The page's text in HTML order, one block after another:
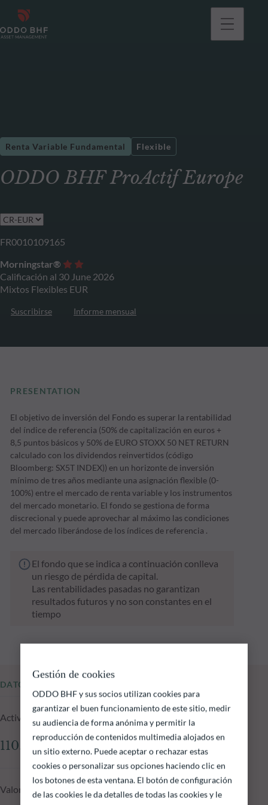
ODDO BHF ProActif Europe
Renta Variable Fundamental Flexible
FR0010109165
Morningstar®
Calificación al 30 June 2026
Mixtos Flexibles EUR
Suscribirse Informe mensual
PRESENTATION
El objetivo de inversión del Fondo es superar la rentabilidad
del índice de referencia (50% de capitalización en euros +
8,5 puntos básicos y 50% de EURO STOXX 50 NET RETURN
calculado con los dividendos reinvertidos (código
Bloomberg: SX5T INDEX)) en un horizonte de inversión
mínimo de tres años mediante una asignación flexible (0-
100%) entre el mercado de renta variable y los instrumentos
del mercado monetario. El fondo se gestiona de forma
discrecional y puede aprovechar al máximo las condiciones
del mercado liberándose de los índices de referencia .
El fondo que se indica a continuación conlleva
un riesgo de pérdida de capital.
Las rentabilidades pasadas no garantizan
resultados futuros y no son constantes en el
tiempo
DATOS FUNDAMENTALES
Activos gestionados del fondo a 05.08.2026
110.89 M €
Valor liquidativo a 05.08.2026
Gestión de cookies
ODDO BHF y sus socios utilizan cookies para
garantizar el buen funcionamiento de este sitio, medir
su audiencia de forma anónima y permitir la
reproducción de contenidos multimedia alojados en
un sitio externo. Puede aceptar o rechazar estas
cookies o personalizar sus opciones haciendo clic en
los botones de esta ventana. El botón de configuración
de las cookies le da detalles de todas las cookies y le